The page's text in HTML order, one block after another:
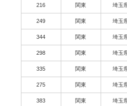
216 関東 埼玉
249 関東 埼玉
344 関東 埼玉
298 関東 埼玉
335 関東 埼玉
275 関東 埼玉
383 関東 埼玉